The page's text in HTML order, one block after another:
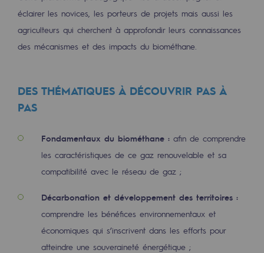
Territorial
Engagements auprès des territoires
Social
Inclusion
Mixité et égalité Femme-Homme
QVCT
Sécurité
Sécurité
éclairer les novices, les porteurs de projets mais aussi les
agriculteurs qui cherchent à approfondir leurs connaissances
des mécanismes et des impacts du biométhane.
DES THÉMATIQUES À DÉCOUVRIR PAS À
PAS
Fondamentaux du biométhane : afin de comprendre
les caractéristiques de ce gaz renouvelable et sa
compatibilité avec le réseau de gaz ;
Décarbonation et développement des territoires :
comprendre les bénéfices environnementaux et
économiques qui s’inscrivent dans les efforts pour
atteindre une souveraineté énergétique ;